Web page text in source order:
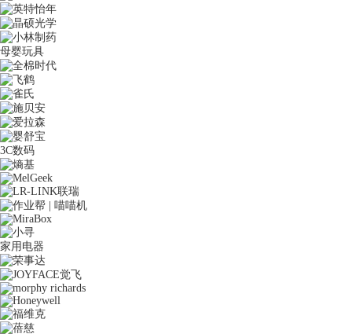
母婴玩具
3C数码
家用电器